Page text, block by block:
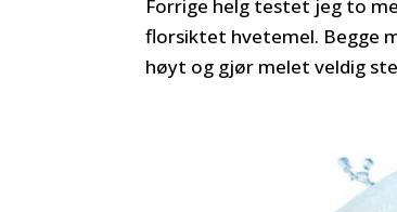
Forrige helg testet jeg to
florsiktet hvetemel. Begge
høyt og gjør melet veldig